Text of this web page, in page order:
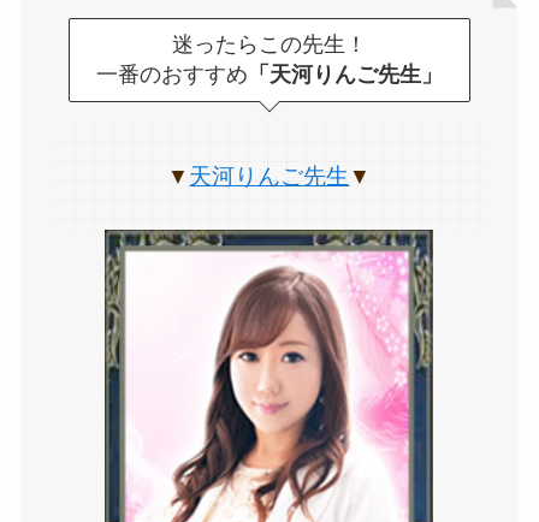
迷ったらこの先生！
一番のおすすめ 「天河りんご先生」
▼ 天河りんご先生 ▼